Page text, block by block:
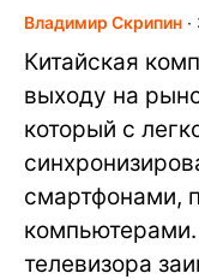
Владимир Скрипин ∙
Китайская
выходу на
который с
смартфонами,
телевизора